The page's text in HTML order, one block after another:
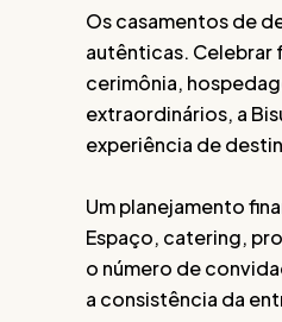
Os casamentos de
autênticas. Celebrar
cerimônia,
extraordinários, a
experiência de
Um planejamento
Espaço, catering,
o número de
a consistência da